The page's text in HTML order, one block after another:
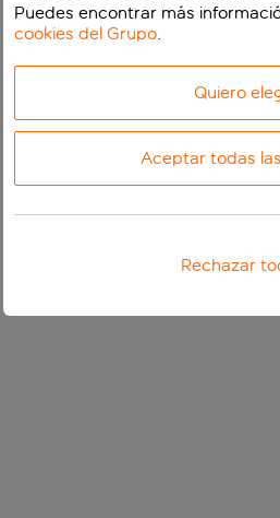
Puedes encontrar más
cookies del Grupo.
Quiero
Aceptar todas
Rechazar